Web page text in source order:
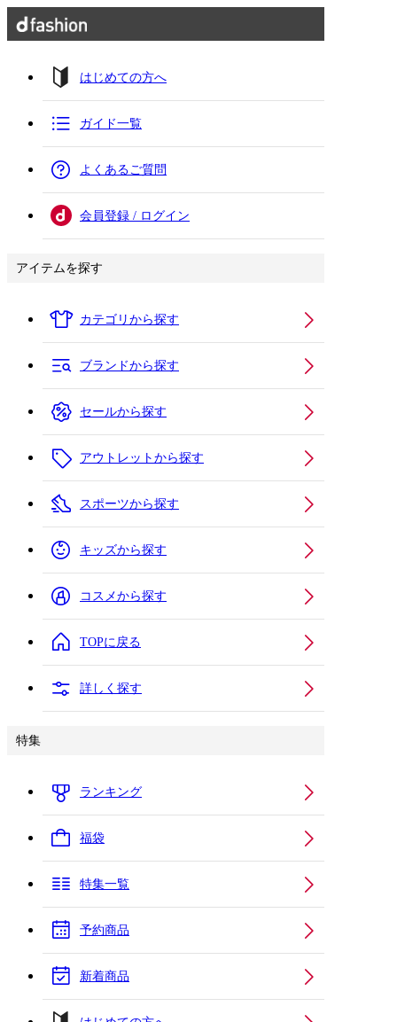
はじめての方へ
ガイド一覧
よくあるご質問
会員登録 / ログイン
アイテムを探す
カテゴリから探す
ブランドから探す
セールから探す
アウトレットから探す
スポーツから探す
キッズから探す
コスメから探す
TOPに戻る
詳しく探す
特集
ランキング
福袋
特集一覧
予約商品
新着商品